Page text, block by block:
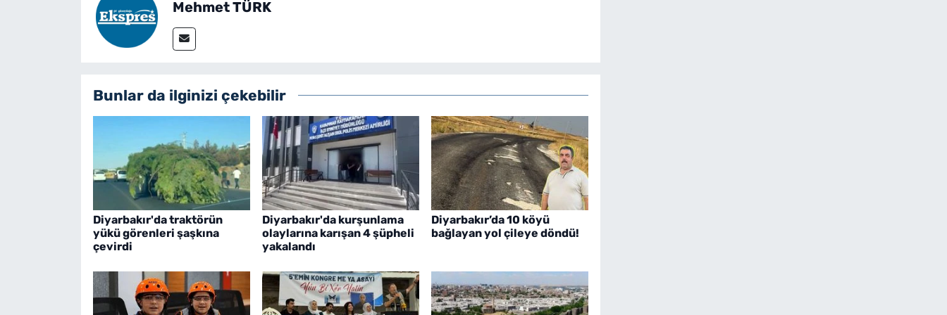
Mehmet TÜRK
Bunlar da ilginizi çekebilir
Diyarbakır'da traktörün
yükü görenleri şaşkına
çevirdi
Diyarbakır'da kurşunlama
olaylarına karışan 4 şüpheli
yakalandı
Diyarbakır’da 10 köyü
bağlayan yol çileye döndü!